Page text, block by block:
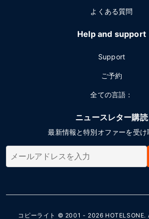
よくある質問
Help and support
Support
ご予約
全ての言語：
ニュースレター購読
最新情報と特別オファーを受け
コピーライト © 2001 - 2026 HOTELSONE.